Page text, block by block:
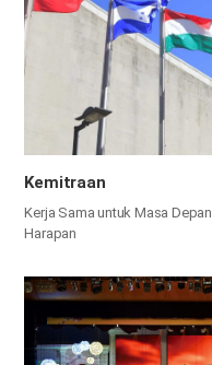
Kemitraan
Kerja Sama untuk Masa
Harapan